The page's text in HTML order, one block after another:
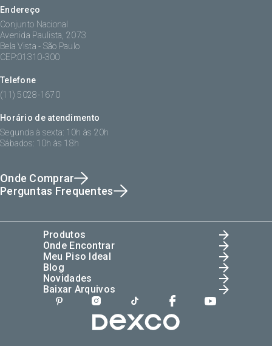
Endereço
Conjunto Nacional
Avenida Paulista, 2073
Bela Vista - São Paulo
CEP:01310-300
Telefone
(11) 5028-1670
Horário de atendimento
Segunda à sexta: 10h às 20h
Sábados: 10h às 18h
Onde Comprar
Perguntas Frequentes
Produtos
Onde Encontrar
Meu Piso Ideal
Blog
Novidades
Baixar Arquivos